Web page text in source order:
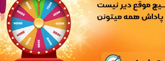
های سوپر سل/کلش آف کلنز/اسکین هیرو/خرید جلد